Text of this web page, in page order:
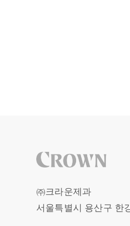
㈜크라운제과
서울특별시 용산구 한